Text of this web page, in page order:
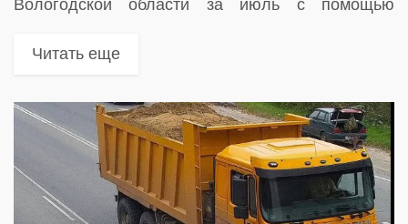
Вологодской области за июль с помощью
также помогает находить автомобили,
Читать еще